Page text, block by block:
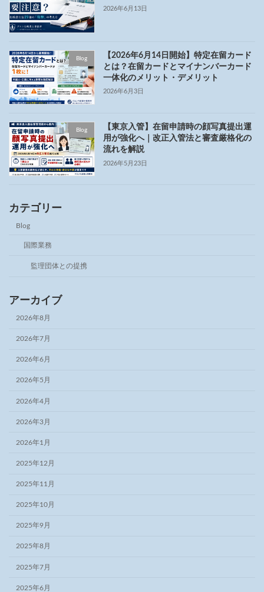
2026年6月13日
Blog
【2026年6月14日開始】特定在留カード
とは？在留カードとマイナンバーカード
一体化のメリット・デメリット
2026年6月3日
Blog
【東京入管】在留申請時の顔写真提出運
用が強化へ｜改正入管法と審査厳格化の
流れを解説
2026年5月23日
カテゴリー
Blog
国際業務
監理団体との提携
アーカイブ
2026年8月
2026年7月
2026年6月
2026年5月
2026年4月
2026年3月
2026年1月
2025年12月
2025年11月
2025年10月
2025年9月
2025年8月
2025年7月
2025年6月